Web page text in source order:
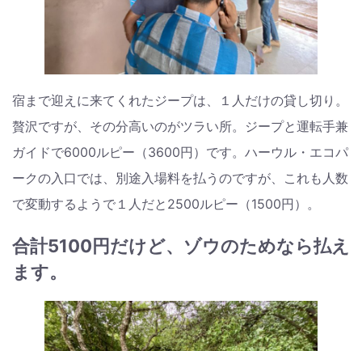
宿まで迎えに来てくれたジープは、１人だけの貸し切り。
贅沢ですが、その分高いのがツラい所。ジープと運転手兼
ガイドで6000ルピー（3600円）です。ハーウル・エコパ
ークの入口では、別途入場料を払うのですが、これも人数
で変動するようで１人だと2500ルピー（1500円）。
合計5100円だけど、ゾウのためなら払え
ます。